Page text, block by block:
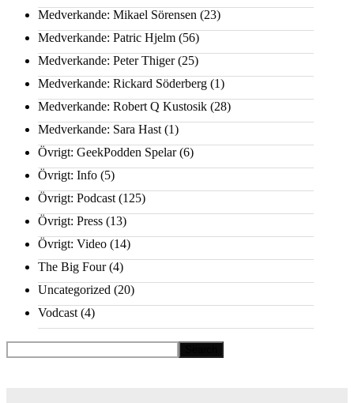
Medverkande: Mikael Sörensen (23)
Medverkande: Patric Hjelm (56)
Medverkande: Peter Thiger(25)
Medverkande: Rickard Söderberg (1)
Medverkande: Robert Q Kustosik (28)
Medverkande: Sara Hast (1)
Övrigt: GeekPodden Spelar(6)
Övrigt: Info (5)
Övrigt: Podcast (125)
Övrigt: Press (13)
Övrigt: Video (14)
The Big Four(4)
Uncategorized (20)
Vodcast (4)